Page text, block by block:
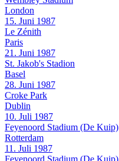
London
15. Juni 1987
Le Zénith
Paris
21. Juni 1987
St. Jakob's Stadion
Basel
28. Juni 1987
Croke Park
Dublin
10. Juli 1987
Feyenoord Stadium (De Kuip)
Rotterdam
11. Juli 1987
Feyenoord Stadium (De Kuip)